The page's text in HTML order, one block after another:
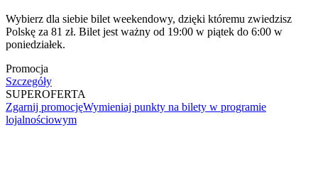
Wybierz dla siebie bilet weekendowy, dzięki któremu zwiedzisz
Polskę za 81 zł. Bilet jest ważny od 19:00 w piątek do 6:00 w
poniedziałek.
Promocja
Szczegóły
SUPEROFERTA
Zgarnij promocjęWymieniaj punkty na bilety w programie
lojalnościowym